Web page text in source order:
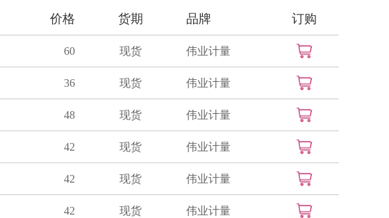
价格 货期 品牌 订购
60 现货 伟业计量
36 现货 伟业计量
48 现货 伟业计量
42 现货 伟业计量
42 现货 伟业计量
42 现货 伟业计量